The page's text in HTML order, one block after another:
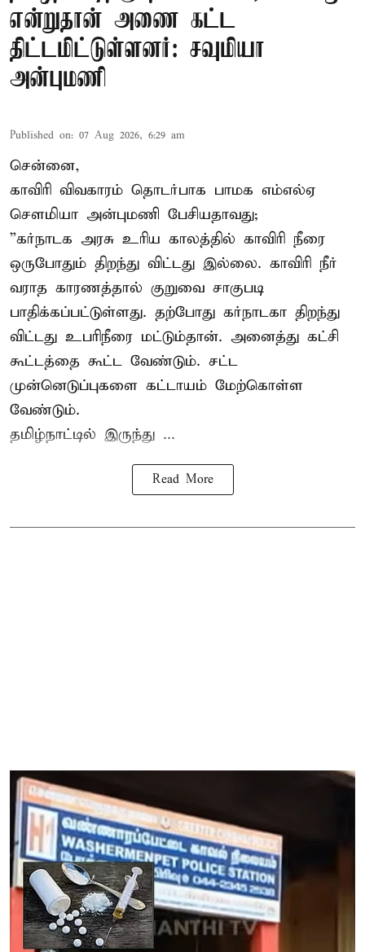
என்றுதான் அணை கட்ட
திட்டமிட்டுள்ளனர்: சவுமியா
அன்புமணி
Published on: 07 Aug 2026, 6:29 am
சென்னை,
காவிரி விவகாரம் தொடர்பாக பாமக எம்எல்ஏ
சௌமியா அன்புமணி பேசியதாவது;
”கர்நாடக அரசு உரிய காலத்தில் காவிரி நீரை
ஒருபோதும் திறந்து விட்டது இல்லை. காவிரி நீர்
வராத காரணத்தால் குறுவை சாகுபடி
பாதிக்கப்பட்டுள்ளது. தற்போது கர்நாடகா திறந்து
விட்டது உபரிநீரை மட்டும்தான். அனைத்து கட்சி
கூட்டத்தை கூட்ட வேண்டும். சட்ட
முன்னெடுப்புகளை கட்டாயம் மேற்கொள்ள
வேண்டும்.
தமிழ்நாட்டில் இருந்து ...
Read More